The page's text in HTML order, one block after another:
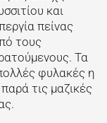
και
πείνας
τους
Τα
φυλακές η
τις μαζικές